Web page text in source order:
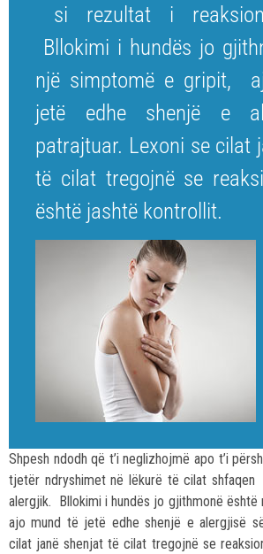
si rezultat i
Bllokimi i hundës jo
një simptomë e gripit,
jetë edhe shenjë e
patrajtuar. Lexoni se cilat
të cilat tregojnë se
është jashtë kontrollit.
Shpesh ndodh që t’i neglizhojmë apo t’i
tjetër ndryshimet në lëkurë të cilat
alergjik. Bllokimi i hundës jo gjithmonë
ajo mund të jetë edhe shenjë e alergjisë
cilat janë shenjat të cilat tregojnë se